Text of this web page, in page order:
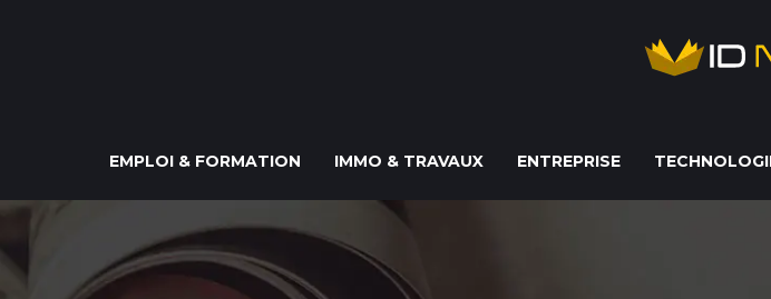
EMPLOI & FORMATION IMMO & TRAVAUX ENTREPRISE